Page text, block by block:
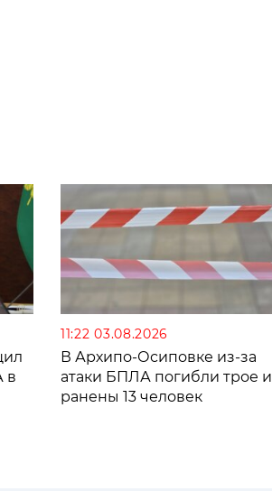
в
11:22 03.08.2026
В Архипо-Осиповке из-за
атаки БПЛА погибли трое и
ранены 13 человек